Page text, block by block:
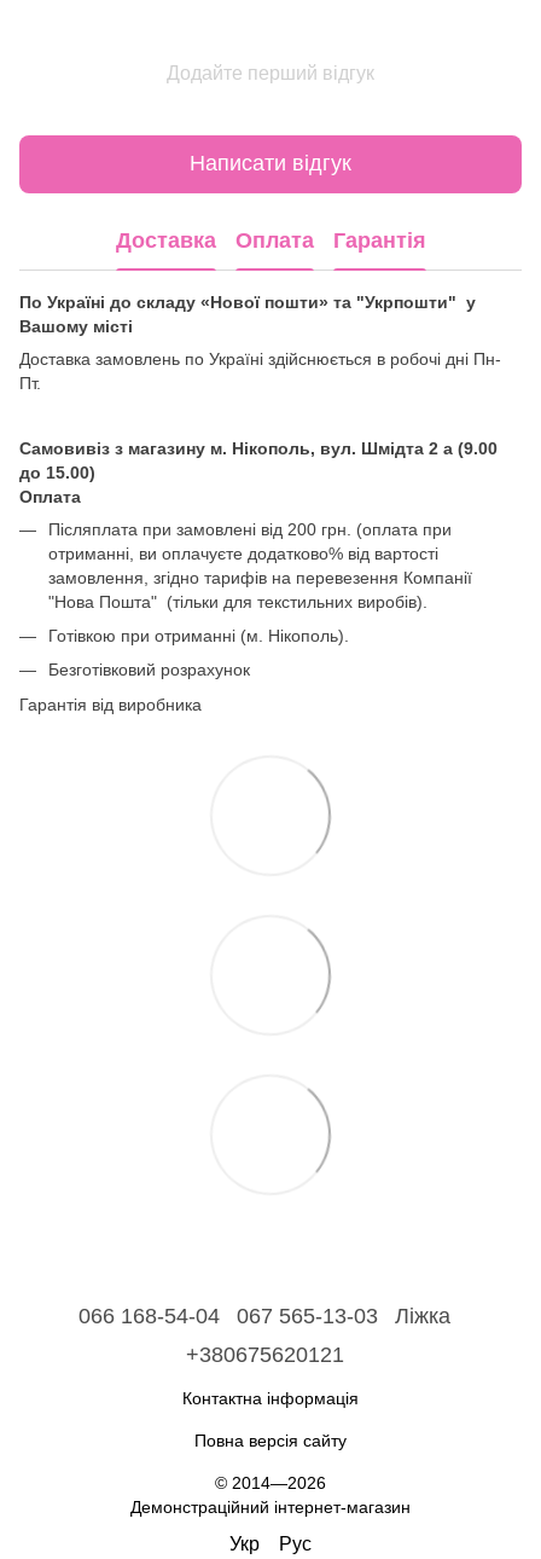
Додайте перший відгук
Написати відгук
Доставка Оплата Гарантія
По Україні до складу «Нової пошти» та "Укрпошти" у
Вашому місті
Доставка замовлень по Україні здійснюється в робочі дні Пн-
Пт.
Самовивіз з магазину м. Нікополь, вул. Шмідта 2 а (9.00
до 15.00)
Оплата
Післяплата при замовлені від 200 грн. (оплата при
отриманні, ви оплачуєте додатково% від вартості
замовлення, згідно тарифів на перевезення Компанії
"Нова Пошта" (тільки для текстильних виробів).
Готівкою при отриманні (м. Нікополь).
Безготівковий розрахунок
Гарантія від виробника
066 168-54-04 067 565-13-03
Ліжка
+380675620121
Контактна інформація
Повна версія сайту
© 2014—2026
Демонстраційний інтернет-магазин
Укр Рус